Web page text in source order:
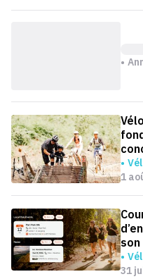
1
31